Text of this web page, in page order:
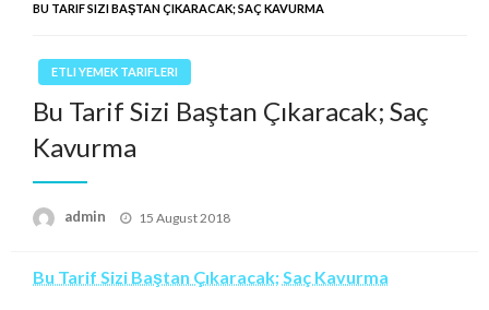
BU TARIF SIZI BAŞTAN ÇIKARACAK; SAÇ KAVURMA
ETLI YEMEK TARIFLERI
Bu Tarif Sizi Baştan Çıkaracak; Saç
Kavurma
admin
Posted
15 August 2018
Bu Tarif Sizi Baştan Çıkaracak; Saç Kavurma